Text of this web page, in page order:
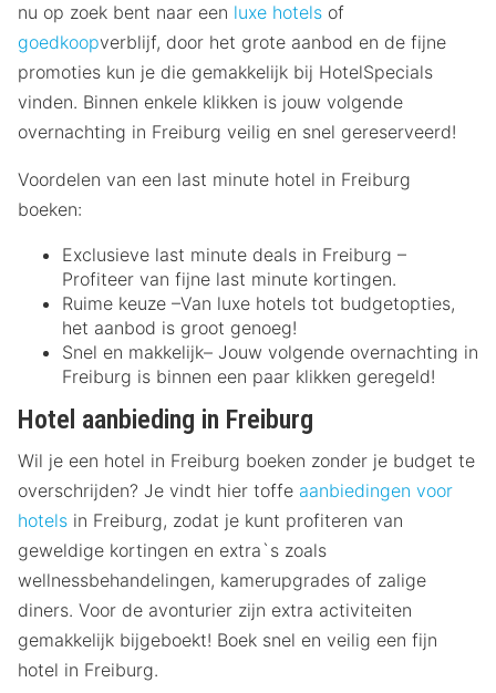
nu op zoek bent naar een luxe hotels of
goedkoopverblijf, door het grote aanbod en de fijne
promoties kun je die gemakkelijk bij HotelSpecials
vinden. Binnen enkele klikken is jouw volgende
overnachting in Freiburg veilig en snel gereserveerd!
Voordelen van een last minute hotel in Freiburg
boeken:
Exclusieve last minute deals in Freiburg –
Profiteer van fijne last minute kortingen.
Ruime keuze –Van luxe hotels tot budgetopties,
het aanbod is groot genoeg!
Snel en makkelijk– Jouw volgende overnachting in
Freiburg is binnen een paar klikken geregeld!
Hotel aanbieding in Freiburg
Wil je een hotel in Freiburg boeken zonder je budget te
overschrijden? Je vindt hier toffe aanbiedingen voor
hotels in Freiburg, zodat je kunt profiteren van
geweldige kortingen en extra`s zoals
wellnessbehandelingen, kamerupgrades of zalige
diners. Voor de avonturier zijn extra activiteiten
gemakkelijk bijgeboekt! Boek snel en veilig een fijn
hotel in Freiburg.